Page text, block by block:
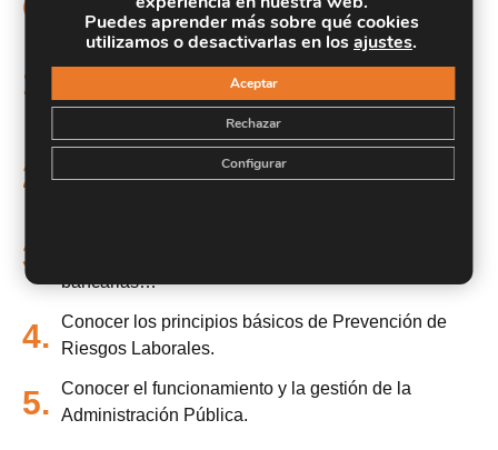
Objetivos
1.
Conocer la organización de una empresa, y cómo
funcionan sus distintos departamentos, las técnicas
de comunicación, los sistemas de clasificación y
archivo de documentos…
2.
Mejorar la técnica de redacción para escribir
3.
bancarias…
4.
Conocer los principios básicos de Prevención de
Riesgos Laborales.
5.
Conocer el funcionamiento y la gestión de la
Administración Pública.
Puedes aprender más sobre qué cookies
utilizamos o desactivarlas en losajustes.
Aceptar
Rechazar
Configurar